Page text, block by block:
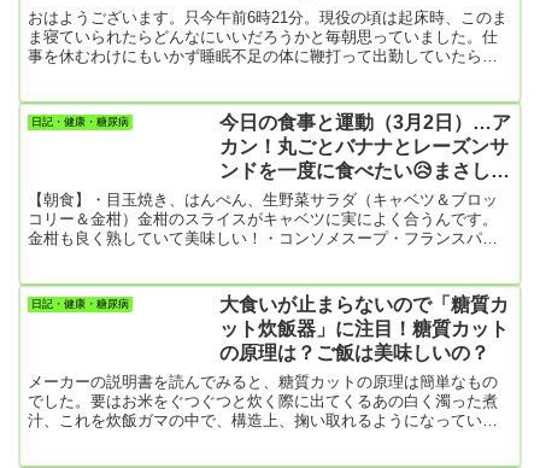
おはようございます。只今午前6時21分。現役の頃は起床時、このま
ま寝ていられたらどんなにいいだろうかと毎朝思っていました。仕
事を休むわけにもいかず睡眠不足の体に鞭打って出勤していたら、
まう。いったん目が覚めるともう二度寝できなくなってしまった。
今朝もトイレに５時半頃起きたらもう眠れない。まあ、加齢現象な
んだろうけど人生、思うようにはならないものです。それでこうし
日記・健康・糖尿病
今日の食事と運動（3月2日）…ア
カン！丸ごとバナナとレーズンサ
ンドを一度に食べたい😥まさしく
糖質依存症だ！
【朝食】・目玉焼き、はんぺん、生野菜サラダ（キャベツ＆ブロッ
コリー＆金柑）金柑のスライスがキャベツに実によく合うんです。
金柑も良く熟していて美味しい！・コンソメスープ・フランスパン3
日ほど、まあまあの食生活だったのに、一昨日あたりから糖質依存
を発症！妻に隠れて（僕の部屋で）、普段食べないことにしている
昼食を食べた。甘さが体に浸みてくる。糖分（ショ糖）でさえ、こ
日記・健康・糖尿病
大食いが止まらないので「糖質カ
ット炊飯器」に注目！糖質カット
の原理は？ご飯は美味しいの？
メーカーの説明書を読んでみると、糖質カットの原理は簡単なもの
でした。要はお米をぐつぐつと炊く際に出てくるあの白く濁った煮
汁、これを炊飯ガマの中で、構造上、掬い取れるようになっている